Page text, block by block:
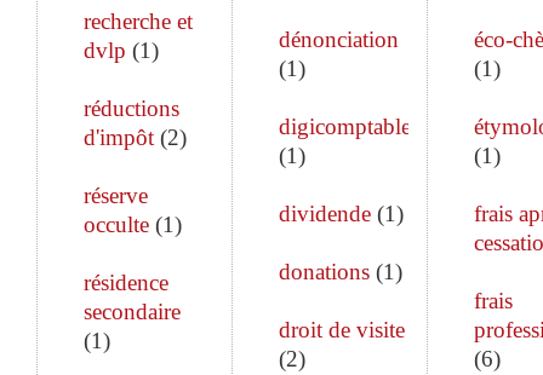
recherche et
dvlp (1)
réductions
d'impôt (2)
réserve
occulte (1)
résidence
secondaire
(1)
dénonciation
(1)
digicomptable
(1)
dividende(1)
donations(1)
droit de visite
(2)
éco-
(1)
(1)
frais
frais
(6)